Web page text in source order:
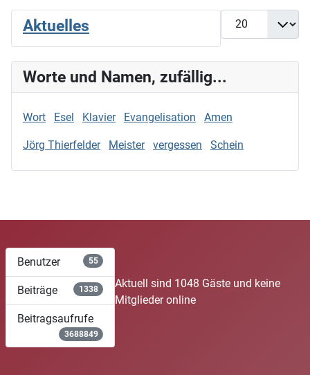
Anzeige #
Aktuelles
Worte und Namen, zufällig...
Wort Esel Klavier Evangelisation Amen
Jörg Thierfelder Meister vergessen Schein
Benutzer 55
Beiträge 1338
Beitragsaufrufe
3688849
Aktuell sind 1048 Gäste und keine
Mitglieder online